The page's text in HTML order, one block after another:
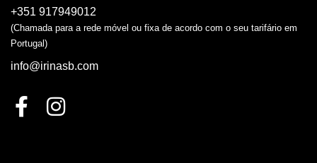
+351 917949012
(Chamada para a rede móvel ou fixa de acordo com o seu tarifário em
Portugal)
info@irinasb.com